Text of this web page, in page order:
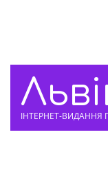
ІНТЕРНЕТ-ВИДАННЯ